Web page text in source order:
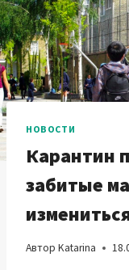
НОВОСТИ
Карантин
забитые
Автор Katarina